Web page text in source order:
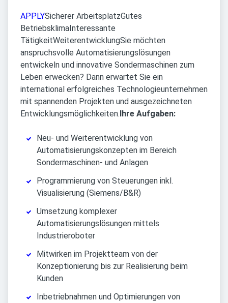
APPLYSicherer ArbeitsplatzGutes
Betriebsklima Interessante
TätigkeitWeiterentwicklungSie möchten
anspruchsvolle Automatisierungslösungen
entwickeln und innovative Sondermaschinen zum
Leben erwecken? Dann erwartet Sie ein
international erfolgreiches Technologieunternehmen
mit spannenden Projekten und ausgezeichneten
Entwicklungsmöglichkeiten. Ihre Aufgaben:
Neu- und Weiterentwicklung von
Automatisierungskonzepten im Bereich
Sondermaschinen- und Anlagen
Programmierung von Steuerungen inkl.
Visualisierung (Siemens/B&R)
Umsetzung komplexer
Automatisierungslösungen mittels
Industrieroboter
Mitwirken im Projektteam von der
Konzeptionierung bis zur Realisierung beim
Kunden
Inbetriebnahmen und Optimierungen von